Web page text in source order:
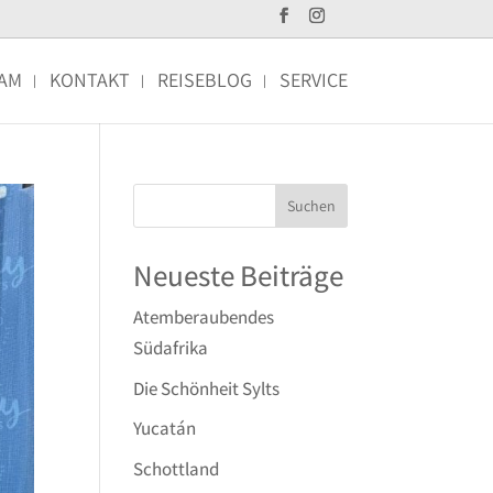
KONTAKT REISEBLOG SERVICE
Neueste Beiträge
Atemberaubendes
Südafrika
Die Schönheit Sylts
Yucatán
Schottland